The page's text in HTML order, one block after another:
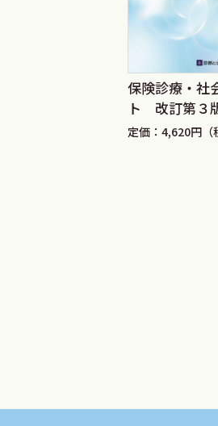
ｅ．傷病の範
ｆ．保険病名
3 症状・所見
●一般的事項
ａ．記載手段
ｂ．診療の都
保険診療・社
ト 改訂第３
定価：4,620円（